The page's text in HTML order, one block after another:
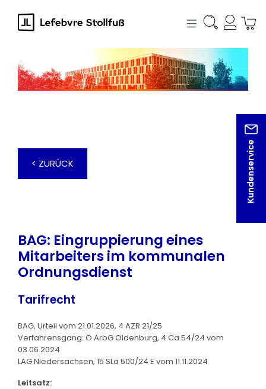
springen
Kundenservice
< ZURÜCK
BAG: Eingruppierung eines
Mitarbeiters im kommunalen
Ordnungsdienst
Tarifrecht
BAG, Urteil vom 21.01.2026, 4 AZR 21/25
Verfahrensgang: Ö ArbG Oldenburg, 4 Ca 54/24 vom
03.06.2024
LAG Niedersachsen, 15 SLa 500/24 E vom 11.11.2024
Leitsatz: